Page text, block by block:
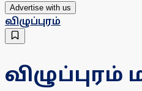
Advertise with us
விழுப்புரம்